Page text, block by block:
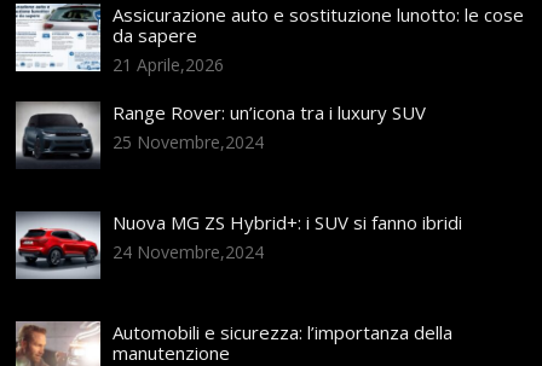
Assicurazione auto e sostituzione lunotto: le cose
da sapere
21 Aprile,2026
Range Rover: un’icona tra i luxury SUV
25 Novembre,2024
Nuova MG ZS Hybrid+: i SUV si fanno ibridi
24 Novembre,2024
Automobili e sicurezza: l’importanza della
manutenzione